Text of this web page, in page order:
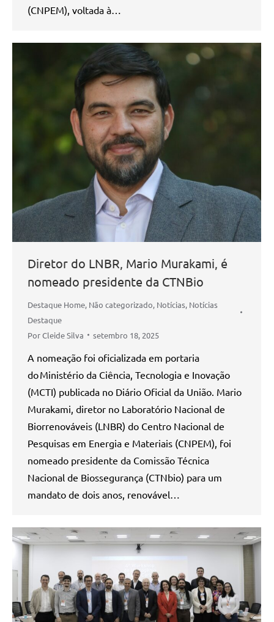
(CNPEM), voltada à…
Diretor do LNBR, Mario Murakami, é
nomeado presidente da CTNBio
Destaque Home, Não categorizado, Notícias, Notícias
Destaque
PorCleide Silva setembro 18, 2025
A nomeação foi oficializada em portaria
do Ministério da Ciência, Tecnologia e Inovação
(MCTI) publicada no Diário Oficial da União. Mario
Murakami, diretor no Laboratório Nacional de
Biorrenováveis (LNBR) do Centro Nacional de
Pesquisas em Energia e Materiais (CNPEM), foi
nomeado presidente da Comissão Técnica
Nacional de Biossegurança (CTNbio) para um
mandato de dois anos, renovável…